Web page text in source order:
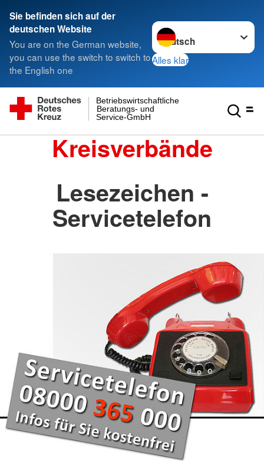
Sie befinden sich auf der
deutschen Website
You are on the German website,
you can use the switch to switch to
the English one
Sprache wechseln zu
Alles klar
Service-GmbH
Beratungs- und
Betriebswirtschaftliche
Kreisverbände
Lesezeichen -
Servicetelefon